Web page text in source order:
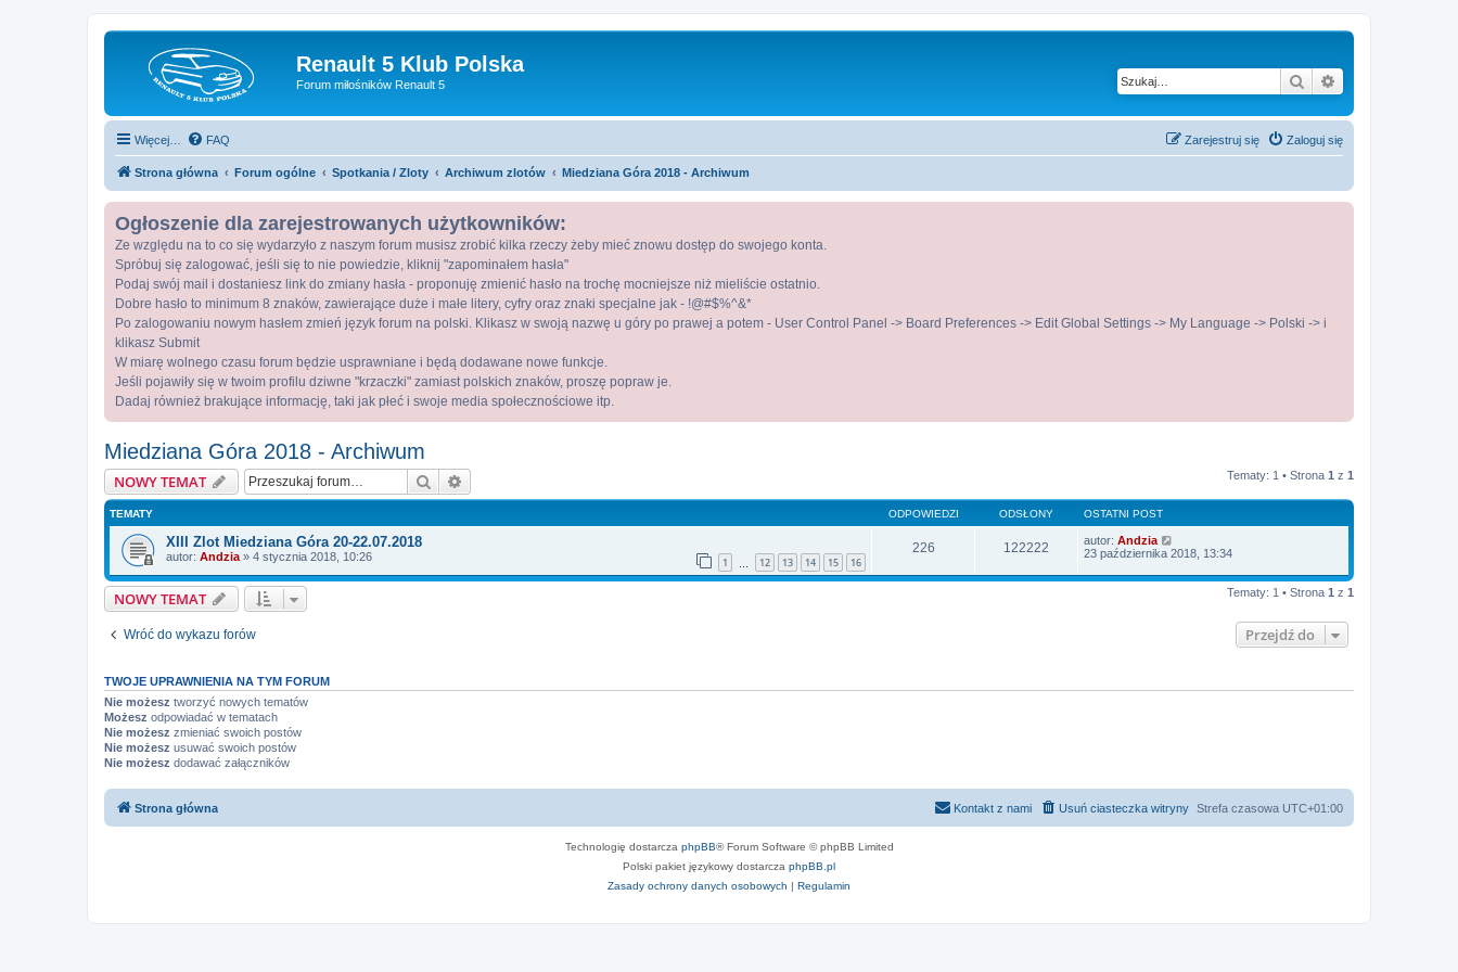
Renault 5 Klub Polska
Forum miłośników Renault 5 Szukaj
Więcej… FAQ Zaloguj się
Zarejestruj się
Strona główna Forum ogólne Spotkania / Zloty Archiwum zlotów Miedziana Góra 2018 - Archiwum
Ogłoszenie dla zarejestrowanych użytkowników:
Ze względu na to co się wydarzyło z naszym forum musisz zrobić kilka rzeczy żeby mieć znowu dostęp do swojego konta.
Spróbuj się zalogować, jeśli się to nie powiedzie, kliknij "zapominałem hasła"
Podaj swój mail i dostaniesz link do zmiany hasła - proponuję zmienić hasło na trochę mocniejsze niż mieliście ostatnio.
Dobre hasło to minimum 8 znaków, zawierające duże i małe litery, cyfry oraz znaki specjalne jak - !@#$%^&*
Po zalogowaniu nowym hasłem zmień język forum na polski. Klikasz w swoją nazwę u góry po prawej a potem - User Control Panel -> Board Preferences -> Edit Global Settings -> My Language -> Polski -> i
klikasz Submit
W miarę wolnego czasu forum będzie usprawniane i będą dodawane nowe funkcje.
Jeśli pojawiły się w twoim profilu dziwne "krzaczki" zamiast polskich znaków, proszę popraw je.
Dadaj również brakujące informację, taki jak płeć i swoje media społecznościowe itp.
Miedziana Góra 2018 - Archiwum
NOWY TEMAT Szukaj Tematy: 1 • Strona 1 z 1
TEMATY ODPOWIEDZI ODSŁONY OSTATNI POST
XIII Zlot Miedziana Góra 20-22.07.2018
autor: Andzia » 4 stycznia 2018, 10:26 1 12 13 14 15 16
226 122222 autor: Andzia
23 października 2018, 13:34
NOWY TEMAT Tematy: 1 • Strona 1 z 1
Wróć do wykazu forów Przejdź do
TWOJE UPRAWNIENIA NA TYM FORUM
Nie możesz tworzyć nowych tematów
Możesz odpowiadać w tematach
Nie możesz zmieniać swoich postów
Nie możesz usuwać swoich postów
Nie możesz dodawać załączników
Strona główna Strefa czasowa UTC+01:00
Usuń ciasteczka witryny
Kontakt z nami
Technologię dostarcza phpBB® Forum Software © phpBB Limited
Polski pakiet językowy dostarcza phpBB.pl
Zasady ochrony danych osobowych | Regulamin